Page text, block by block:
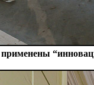
применены